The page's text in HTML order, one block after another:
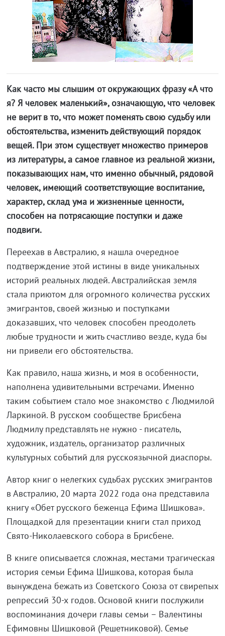
Как часто мы слышим от окружающих фразу «А что
я? Я человек маленький», означающую, что человек
не верит в то, что может поменять свою судьбу или
обстоятельства, изменить действующий порядок
вещей. При этом существует множество примеров
из литературы, а самое главное из реальной жизни,
показывающих нам, что именно обычный, рядовой
человек, имеющий соответствующие воспитание,
характер, склад ума и жизненные ценности,
способен на потрясающие поступки и даже
подвиги.
Переехав в Австралию, я нашла очередное
подтверждение этой истины в виде уникальных
историй реальных людей. Австралийская земля
стала приютом для огромного количества русских
эмигрантов, своей жизнью и поступками
доказавших, что человек способен преодолеть
любые трудности и жить счастливо везде, куда бы
ни привели его обстоятельства.
Как правило, наша жизнь, и моя в особенности,
наполнена удивительными встречами. Именно
таким событием стало мое знакомство с Людмилой
Ларкиной. В русском сообществе Брисбена
Людмилу представлять не нужно - писатель,
художник, издатель, организатор различных
культурных событий для русскоязычной диаспоры.
Автор книг о нелегких судьбах русских эмигрантов
в Австралию, 20 марта 2022 года она представила
книгу «Обет русского беженца Ефима Шишкова».
Площадкой для презентации книги стал приход
Свято-Николаевского собора в Брисбене.
В книге описывается сложная, местами трагическая
история семьи Ефима Шишкова, которая была
вынуждена бежать из Советского Союза от свирепых
репрессий 30-х годов. Основой книги послужили
воспоминания дочери главы семьи – Валентины
Ефимовны Шишковой (Решетниковой). Семье